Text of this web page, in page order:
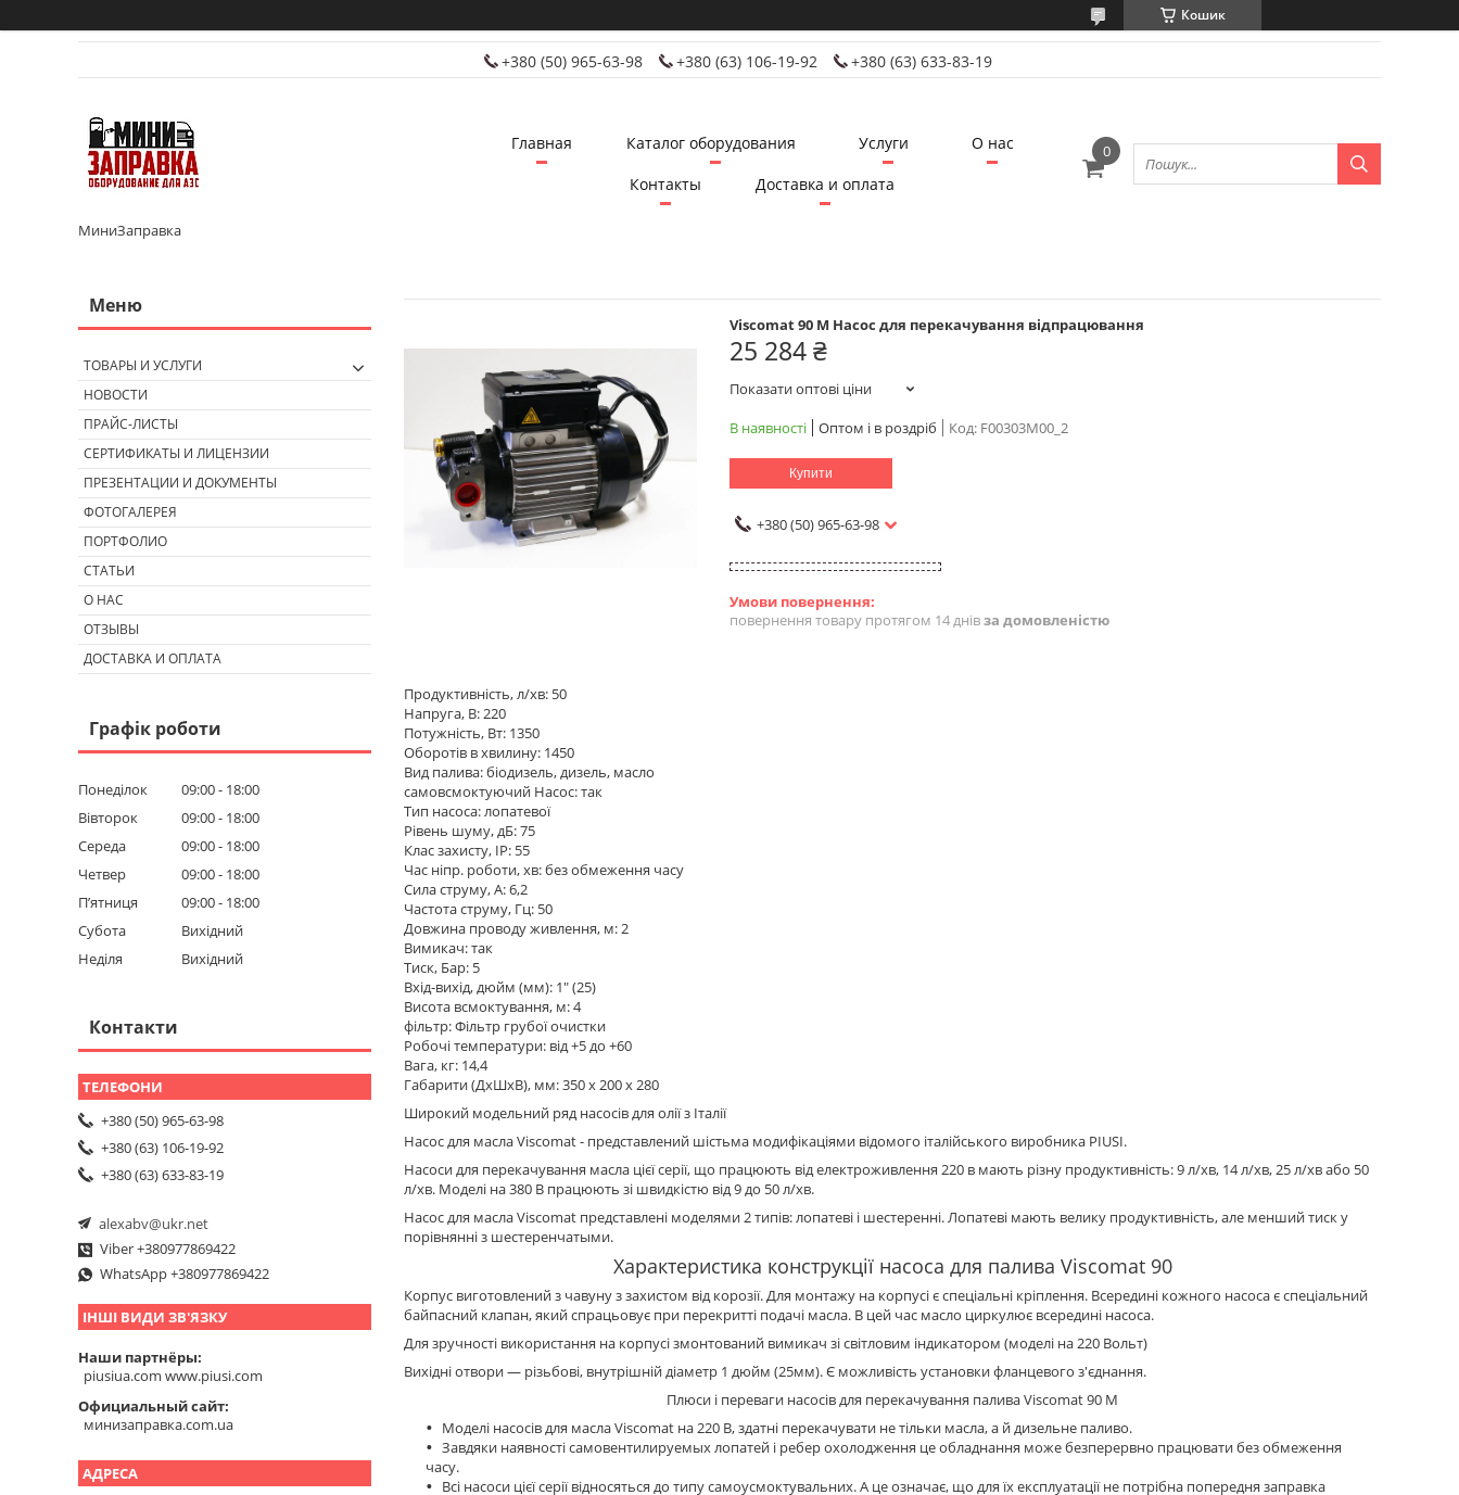
Кошик
+380 (50) 965-63-98 +380 (63) 106-19-92 +380 (63) 633-83-19
МиниЗаправка
Главная Каталог оборудования Услуги
О нас
Контакты
Доставка и оплата
Viscomat 90 M Насос для перекачування відпрацювання
25 284 ₴
Показати оптові ціни
В наявності
Оптом і в роздріб Код: F00303M00_2
Купити
+380 (50) 965-63-98
повернення товару протягом 14 днівза домовленістю
Продуктивність, л/хв: 50
Напруга, В: 220
Потужність, Вт: 1350
Оборотів в хвилину: 1450
Вид палива: біодизель, дизель, масло
самовсмоктуючий Насос: так
Тип насоса: лопатевої
Рівень шуму, дБ: 75
Клас захисту, IP: 55
Час ніпр. роботи, хв: без обмеження часу
Сила струму, А: 6,2
Частота струму, Гц: 50
Довжина проводу живлення, м: 2
Вимикач: так
Тиск, Бар: 5
Вхід-вихід, дюйм (мм): 1" (25)
Висота всмоктування, м: 4
фільтр: Фільтр грубої очистки
Робочі температури: від +5 до +60
Вага, кг: 14,4
Габарити (ДхШхВ), мм: 350 х 200 х 280
Широкий модельний ряд насосів для олії з Італії
Насос для масла Viscomat - представлений шістьма модифікаціями відомого італійського виробника PIUSI.
Насоси для перекачування масла цієї серії, що працюють від електроживлення 220 в мають різну продуктивність: 9 л/хв, 14 л/хв, 25 л/хв або 50
л/хв. Моделі на 380 В працюють зі швидкістю від 9 до 50 л/хв.
Насос для масла Viscomat представлені моделями 2 типів: лопатеві і шестеренні. Лопатеві мають велику продуктивність, але менший тиск у
порівнянні з шестеренчатыми.
Характеристика конструкції насоса для палива Viscomat 90
Корпус виготовлений з чавуну з захистом від корозії. Для монтажу на корпусі є спеціальні кріплення. Всередині кожного насоса є спеціальний
байпасний клапан, який спрацьовує при перекритті подачі масла. В цей час масло циркулює всередині насоса.
Для зручності використання на корпусі змонтований вимикач зі світловим індикатором (моделі на 220 Вольт)
Вихідні отвори — різьбові, внутрішній діаметр 1 дюйм (25мм). Є можливість установки фланцевого з'єднання.
Плюси і переваги насосів для перекачування палива Viscomat 90 M
Моделі насосів для масла Viscomat на 220 В, здатні перекачувати не тільки масла, а й дизельне паливо.
Завдяки наявності самовентилируемых лопатей і ребер охолодження це обладнання може безперервно працювати без обмеження
часу.
Всі насоси цієї серії відносяться до типу самоусмоктувальних. А це означає, що для їх експлуатації не потрібна попередня заправка
ТОВАРЫ И УСЛУГИ
НОВОСТИ
ПРАЙС-ЛИСТЫ
СЕРТИФИКАТЫ И ЛИЦЕНЗИИ
ПРЕЗЕНТАЦИИ И ДОКУМЕНТЫ
ФОТОГАЛЕРЕЯ
ПОРТФОЛИО
СТАТЬИ
О НАС
ОТЗЫВЫ
ДОСТАВКА И ОПЛАТА
Графік роботи
Понеділок 09:00
18:00
Вівторок
09:00
18:00
Середа
09:00
18:00
Четвер
09:00
18:00
Пʼятниця
09:00
18:00
Субота
Вихідний
Неділя
Вихідний
Контакти
+380 (50) 965-63-98
+380 (63) 106-19-92
+380 (63) 633-83-19
alexabv@ukr.net
Viber +380977869422
WhatsApp +380977869422
ІНШІ ВИДИ ЗВ'ЯЗКУ
Наши партнёры
piusiua.com www.piusi.com
Официальный сайт
минизаправка.com.ua